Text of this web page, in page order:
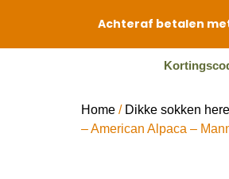
Achteraf betalen
Home / Dikke sokken
– American Alpaca –